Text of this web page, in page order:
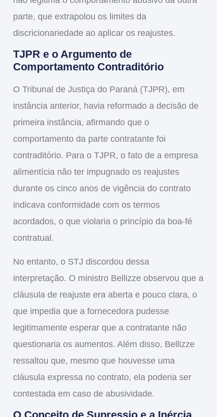
parte, que extrapolou os limites da
discricionariedade ao aplicar os reajustes.
TJPR e o Argumento de
Comportamento Contraditório
O Tribunal de Justiça do Paraná (TJPR), em
instância anterior, havia reformado a decisão de
primeira instância, afirmando que o
comportamento da parte contratante foi
contraditório. Para o TJPR, o fato de a empresa
alimentícia não ter impugnado os reajustes
durante os cinco anos de vigência do contrato
indicava conformidade com os termos
acordados, o que violaria o princípio da boa-fé
contratual.
No entanto, o STJ discordou dessa
interpretação. O ministro Bellizze observou que a
cláusula de reajuste era aberta e pouco clara, o
que impedia que a fornecedora pudesse
legitimamente esperar que a contratante não
questionaria os aumentos. Além disso, Bellizze
ressaltou que, mesmo que houvesse uma
cláusula expressa no contrato, ela poderia ser
contestada em caso de abusividade.